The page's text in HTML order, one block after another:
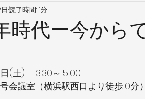
時代ー今から
読了時間: 1分
(土)　13:30～15:00
会議室（横浜駅西口より徒歩10分）